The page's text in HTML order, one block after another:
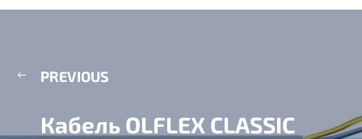
PREVIOUS
Кабель OLFLEX CLASSIC